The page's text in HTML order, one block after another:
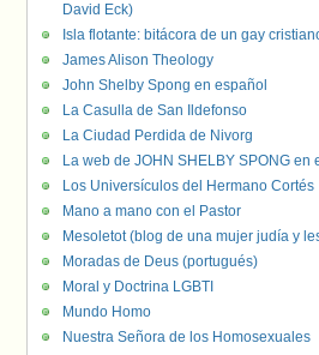
David Eck)
Isla flotante: bitácora de un gay
James Alison Theology
John Shelby Spong en español
La Casulla de San Ildefonso
La Ciudad Perdida de Nivorg
La web de JOHN SHELBY SPONG en
Los Universículos del Hermano Cortés
Mano a mano con el Pastor
Mesoletot (blog de una mujer judía y
Moradas de Deus (portugués)
Moral y Doctrina LGBTI
Mundo Homo
Nuestra Señora de los Homosexuales